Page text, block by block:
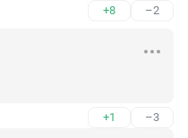
+8 –2
+1 –3